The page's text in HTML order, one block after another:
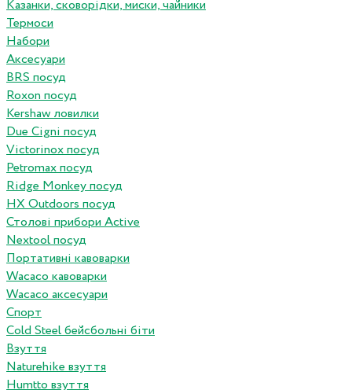
Казанки, сковорідки, миски, чайники
Термоси
Набори
Аксесуари
BRS посуд
Roxon посуд
Kershaw ловилки
Due Cigni посуд
Victorinox посуд
Petromax посуд
Ridge Monkey посуд
HX Outdoors посуд
Столові прибори Active
Nextool посуд
Портативні кавоварки
Wacaco кавоварки
Wacaco аксесуари
Спорт
Cold Steel бейсбольні біти
Взуття
Naturehike взуття
Humtto взуття